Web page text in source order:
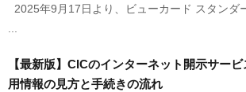
2025年9月17日より、ビューカード スタンダ
【最新版】CICのインターネット開示サー
用情報の見方と手続きの流れ